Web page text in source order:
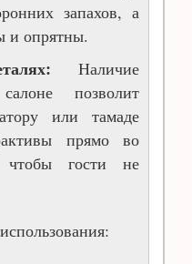
запахов, а
и опрятны.
Наличие
позволит
или тамаде
прямо во
чтобы гости не